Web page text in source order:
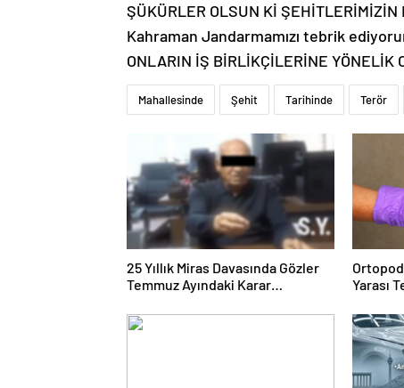
ŞÜKÜRLER OLSUN Kİ
Kahraman Jandarmamızı tebrik
ONLARIN İŞ BİRLİKÇİLERİNE YÖNELİK
Mahallesinde Şehit Tarihinde Terör
25 Yıllık Miras Davasında Gözler
Temmuz Ayındaki Karar
Yarası